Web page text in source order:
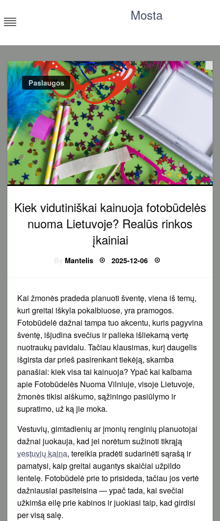
to
content
Mosta
Paslaugos
Kiek vidutiniškai kainuoja fotobūdelės
nuoma Lietuvoje? Realūs rinkos
įkainiai
Mantelis Posted
on
2025-12-06
Kai žmonės pradeda planuoti šventę, viena iš temų,
kuri greitai iškyla pokalbiuose, yra pramogos.
Fotobūdelė dažnai tampa tuo akcentu, kuris pagyvina
šventę, išjudina svečius ir palieka išliekamą vertę
nuotraukų pavidalu. Tačiau klausimas, kurį daugelis
išgirsta dar prieš pasirenkant tiekėją, skamba
panašiai: kiek visa tai kainuoja? Ypač kai kalbama
apie Fotobūdelės Nuoma Vilniuje, visoje Lietuvoje,
žmonės tikisi aiškumo, sąžiningo pasiūlymo ir
supratimo, už ką jie moka.
Vestuvių, gimtadienių ar įmonių renginių planuotojai
dažnai juokauja, kad jei norėtum sužinoti tikrąją
vestuvių kaina, tereikia pradėti sudarinėti sąrašą ir
pamatysi, kaip greitai augantys skaičiai užpildo
lentelę. Fotobūdelė prie to prisideda, tačiau jos vertė
dažniausiai pasiteisina — ypač tada, kai svečiai
užkimša eilę prie kabinos ir juokiasi taip, kad girdisi
per visą salę.